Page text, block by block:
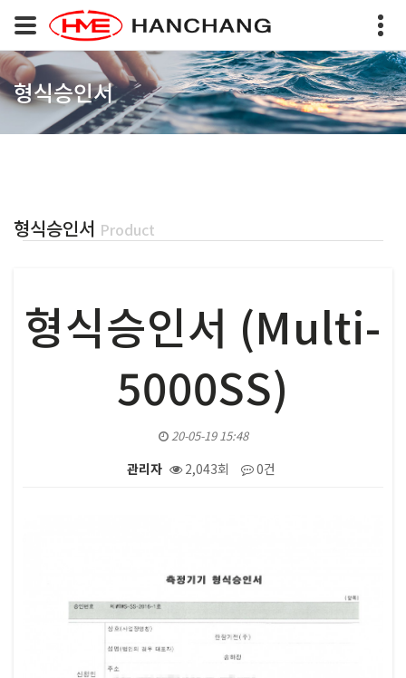
형식승인서
형식승인서 Product
형식승인서 (Multi-
5000SS)
20-05-19 15:48
관리자 2,043회 0건